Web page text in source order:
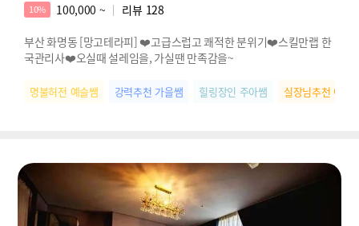
10% 100,000 ~ 리뷰 128
부산 화명동 [망고테라피] ❤️고급스럽고 쾌적한 분위기❤️스킬만랩 한
국관리사❤️오실때 설레임을, 가실땐 만족감을~
명불허전 예슬쌤 강력추천 가을쌤 힐링장인 주아쌤 실장님추천 아름